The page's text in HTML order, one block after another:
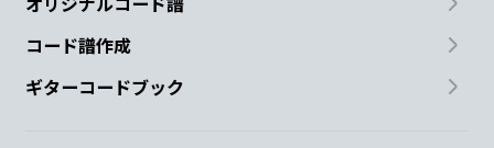
コード譜作成
ギターコードブック